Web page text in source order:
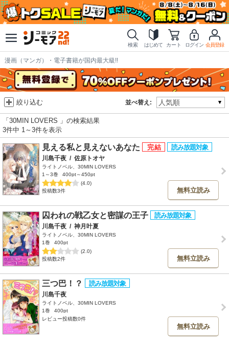
検索 はじめて カート ログイン 会員登録
漫画（マンガ）・電子書籍が国内最大級!!
並べ替え:
絞り込む
「30MIN LOVERS 」の検索結果
3件中 1～3件を表示
見える私と見えないあなた
川島千夜 / 佐原トオヤ
ライトノベル、30MIN LOVERS
1～3巻
400pt～450pt
(4.0)
投稿数3件
無料立読み
囚われの戦乙女と密謀の王子
川島千夜 / 神月叶夏
ライトノベル、30MIN LOVERS
1巻
400pt
(2.0)
投稿数2件
無料立読み
三つ巴！？
川島千夜
ライトノベル、30MIN LOVERS
1巻
400pt
レビュー投稿数0件
無料立読み